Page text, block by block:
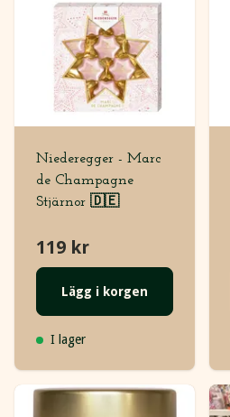
Niederegger - Marc
de Champagne
Stjärnor 🇩🇪
119 kr
Lägg i korgen
I lager